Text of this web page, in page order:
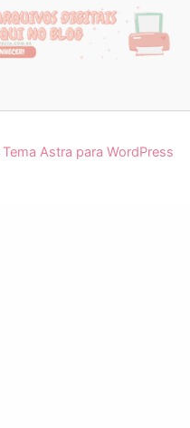
Tema Astra para WordPress